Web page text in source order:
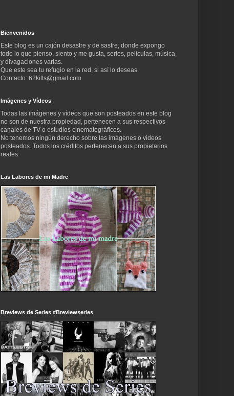
Bienvenidos
Este blog es un cajón desastre y de sastre, donde expongo
todo lo que pienso, siento y me gusta, series, películas, música,
y divagaciones varias.
Que este sea tu refugio en la red, si así lo deseas.
Contacto: 62kills@gmail.com
Imágenes y Vídeos
Todas las imágenes y vídeos que son posteados en este blog
no son de nuestra propiedad, pertenecen a sus respectivos
canales de TV o estudios cinematográficos.
No tenemos ningún derecho sobre las imágenes o videos
posteados. Todos los créditos pertenecen a sus propietarios
reales.
Las Labores de mi Madre
Breviews de Series #Breviewseries